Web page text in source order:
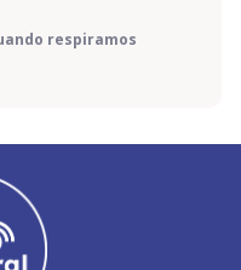
respiramos